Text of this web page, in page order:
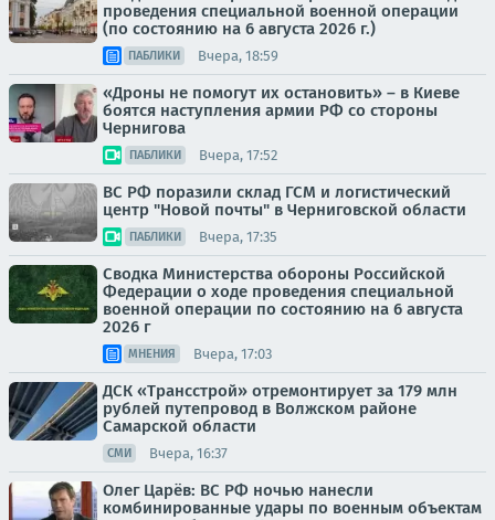
проведения специальной военной операции
(по состоянию на 6 августа 2026 г.)
ПАБЛИКИ Вчера, 18:59
«Дроны не помогут их остановить» – в Киеве
боятся наступления армии РФ со стороны
Чернигова
ПАБЛИКИ Вчера, 17:52
ВС РФ поразили склад ГСМ и логистический
центр "Новой почты" в Черниговской области
ПАБЛИКИ Вчера, 17:35
Сводка Министерства обороны Российской
Федерации о ходе проведения специальной
военной операции по состоянию на 6 августа
2026 г
МНЕНИЯ Вчера, 17:03
ДСК «Трансстрой» отремонтирует за 179 млн
рублей путепровод в Волжском районе
Самарской области
СМИ Вчера, 16:37
Олег Царёв: ВС РФ ночью нанесли
комбинированные удары по военным объектам